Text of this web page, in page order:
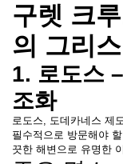
구렛 크
의 그리
1. 로도스
조화
로도스, 도데카네스 제
필수적으로 방문해야
끗한 해변으로 유명한